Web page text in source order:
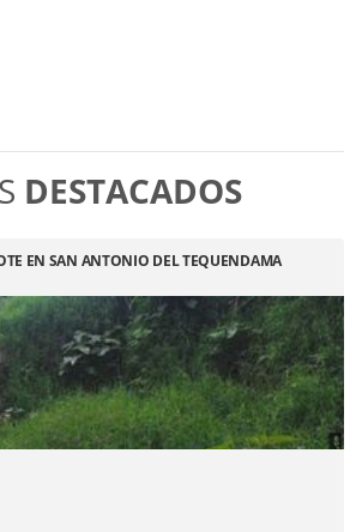
DESTACADOS
EN SAN ANTONIO DEL TEQUENDAMA